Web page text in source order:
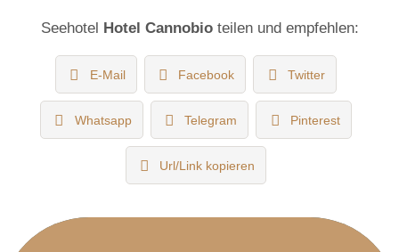
Seehotel Hotel Cannobioteilen und empfehlen:
E-Mail Facebook Twitter
Whatsapp Telegram Pinterest
Url/Link kopieren